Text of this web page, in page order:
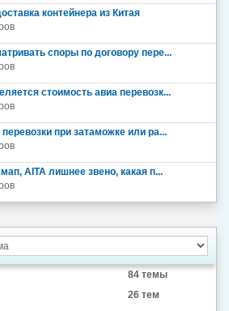
контейнера из Китая
споры по договору пере...
стоимость авиа перевозк...
при затаможке или ра...
AITA лишнее звено, какая п...
84 темы
26 тем